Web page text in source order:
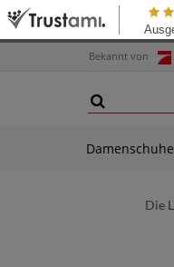
Bekannt von
Damenschuhe